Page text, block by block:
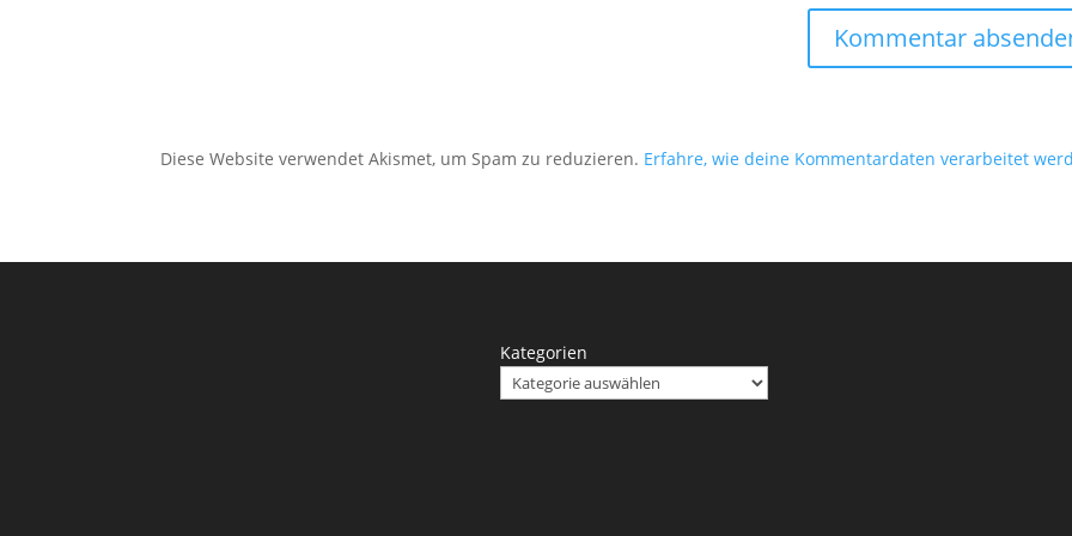
Diese Website verwendet Akismet, um Spam zu reduzieren. Erfahre, wie deine Kommentardaten verarbeitet
Kategorien